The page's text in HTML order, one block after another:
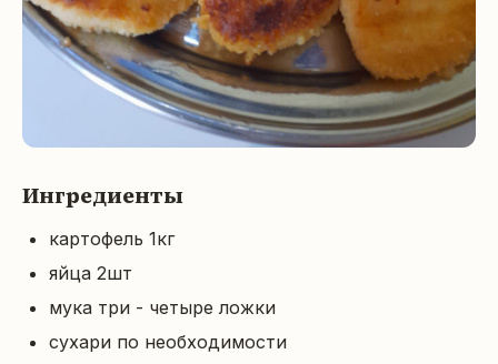
Ингредиенты
картофель 1кг
яйца 2шт
мука три - четыре ложки
сухари по необходимости